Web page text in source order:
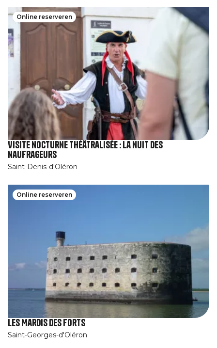
Online reserveren
Visite nocturne théâtralisée : La nuit des
naufrageurs
Saint-Denis-d'Oléron
Online reserveren
Les Mardis des Forts
Saint-Georges-d'Oléron